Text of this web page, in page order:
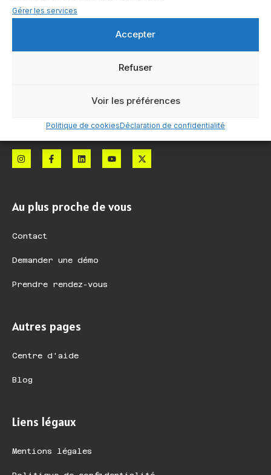
Gérer les services
Accepter
Refuser
Voir les préférences
Politique de cookiesDéclaration de confidentialité
L’IA qui convertit pour vous
dino@klape.io
Au plus proche de vous
Contact
Demander une démo
Prendre rendez-vous
Autres pages
Centre d'aide
Blog
Liens légaux
Mentions légales